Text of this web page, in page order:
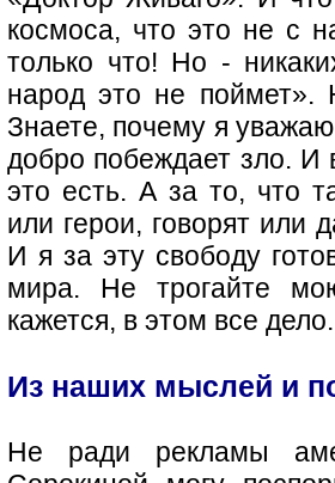
космоса, что это не с
только что! Но -
народ это не поймет».
Знаете, почему я
добро побеждает зло. И
это есть. А за то, что
или герои, говорят или
И я за эту свободу
мира. Не трогайте
кажется, в этом все дело.
Из наших мыслей и
Не ради рекламы